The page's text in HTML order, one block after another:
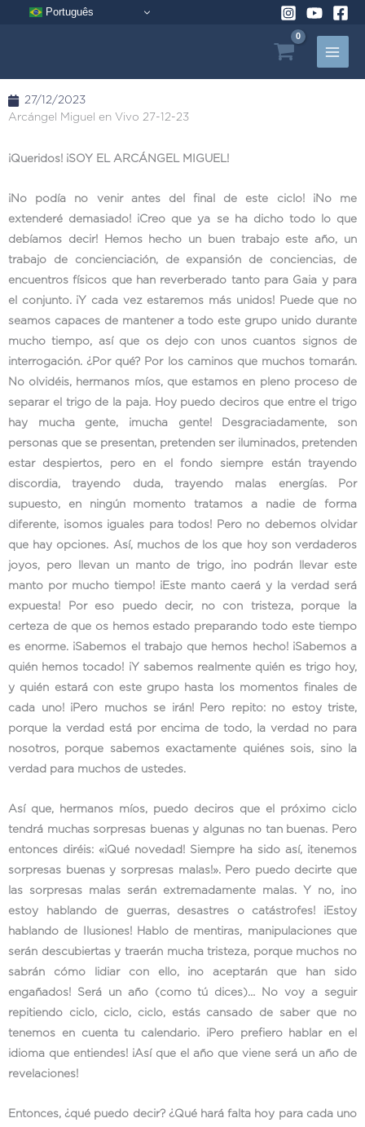
Português
27/12/2023
Arcángel Miguel en Vivo 27-12-23
¡Queridos! ¡SOY EL ARCÁNGEL MIGUEL!
¡No podía no venir antes del final de este ciclo! ¡No me
extenderé demasiado! ¡Creo que ya se ha dicho todo lo que
debíamos decir! Hemos hecho un buen trabajo este año, un
trabajo de concienciación, de expansión de conciencias, de
encuentros físicos que han reverberado tanto para Gaia y para
el conjunto. ¡Y cada vez estaremos más unidos! Puede que no
seamos capaces de mantener a todo este grupo unido durante
mucho tiempo, así que os dejo con unos cuantos signos de
interrogación. ¿Por qué? Por los caminos que muchos tomarán.
No olvidéis, hermanos míos, que estamos en pleno proceso de
separar el trigo de la paja. Hoy puedo deciros que entre el trigo
hay mucha gente, ¡mucha gente! Desgraciadamente, son
personas que se presentan, pretenden ser iluminados, pretenden
estar despiertos, pero en el fondo siempre están trayendo
discordia, trayendo duda, trayendo malas energías. Por
supuesto, en ningún momento tratamos a nadie de forma
diferente, ¡somos iguales para todos! Pero no debemos olvidar
que hay opciones. Así, muchos de los que hoy son verdaderos
joyos, pero llevan un manto de trigo, ¡no podrán llevar este
manto por mucho tiempo! ¡Este manto caerá y la verdad será
expuesta! Por eso puedo decir, no con tristeza, porque la
certeza de que os hemos estado preparando todo este tiempo
es enorme. ¡Sabemos el trabajo que hemos hecho! ¡Sabemos a
quién hemos tocado! ¡Y sabemos realmente quién es trigo hoy,
y quién estará con este grupo hasta los momentos finales de
cada uno! ¡Pero muchos se irán! Pero repito: no estoy triste,
porque la verdad está por encima de todo, la verdad no para
nosotros, porque sabemos exactamente quiénes sois, sino la
verdad para muchos de ustedes.
Así que, hermanos míos, puedo deciros que el próximo ciclo
tendrá muchas sorpresas buenas y algunas no tan buenas. Pero
entonces diréis: «¡Qué novedad! Siempre ha sido así, ¡tenemos
sorpresas buenas y sorpresas malas!». Pero puedo decirte que
las sorpresas malas serán extremadamente malas. Y no, ¡no
estoy hablando de guerras, desastres o catástrofes! ¡Estoy
hablando de Ilusiones! Hablo de mentiras, manipulaciones que
serán descubiertas y traerán mucha tristeza, porque muchos no
sabrán cómo lidiar con ello, ¡no aceptarán que han sido
engañados! Será un año (como tú dices)… No voy a seguir
repitiendo ciclo, ciclo, ciclo, estás cansado de saber que no
tenemos en cuenta tu calendario. ¡Pero prefiero hablar en el
idioma que entiendes! ¡Así que el año que viene será un año de
revelaciones!
Entonces, ¿qué puedo decir? ¿Qué hará falta hoy para cada uno